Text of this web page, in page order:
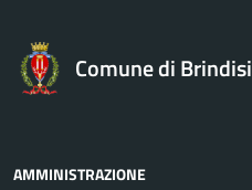
Comune di Brindisi
AMMINISTRAZIONE